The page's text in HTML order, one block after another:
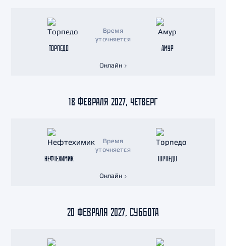
ТОРПЕДО
Время
уточняется
АМУР
Онлайн
18 ФЕВРАЛЯ 2027, ЧЕТВЕРГ
НЕФТЕХИМИК
Время
уточняется
ТОРПЕДО
Онлайн
20 ФЕВРАЛЯ 2027, СУББОТА